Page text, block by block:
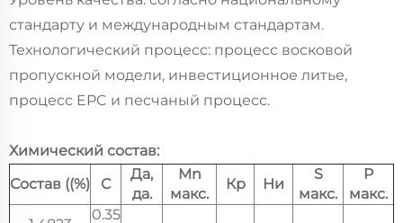
стандарту и международным стандартам.
Технологический процесс: процесс восковой
пропускной модели, инвестиционное литье,
процесс EPC и песчаный процесс.
Химический состав:
Состав ((%)
C
Да,
да.
Mn
макс.
Кр Ни
S
макс.
P
макс.
0.35